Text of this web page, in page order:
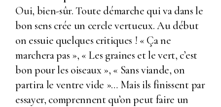
Oui, bien-sûr. Toute démarche qui va dans le
bon sens crée un cercle vertueux. Au début
on essuie quelques critiques ! « Ça ne
marchera pas », « Les graines et le vert, c’est
bon pour les oiseaux », « Sans viande, on
partira le ventre vide »… Mais ils finissent par
essayer, comprennent qu’on peut faire un